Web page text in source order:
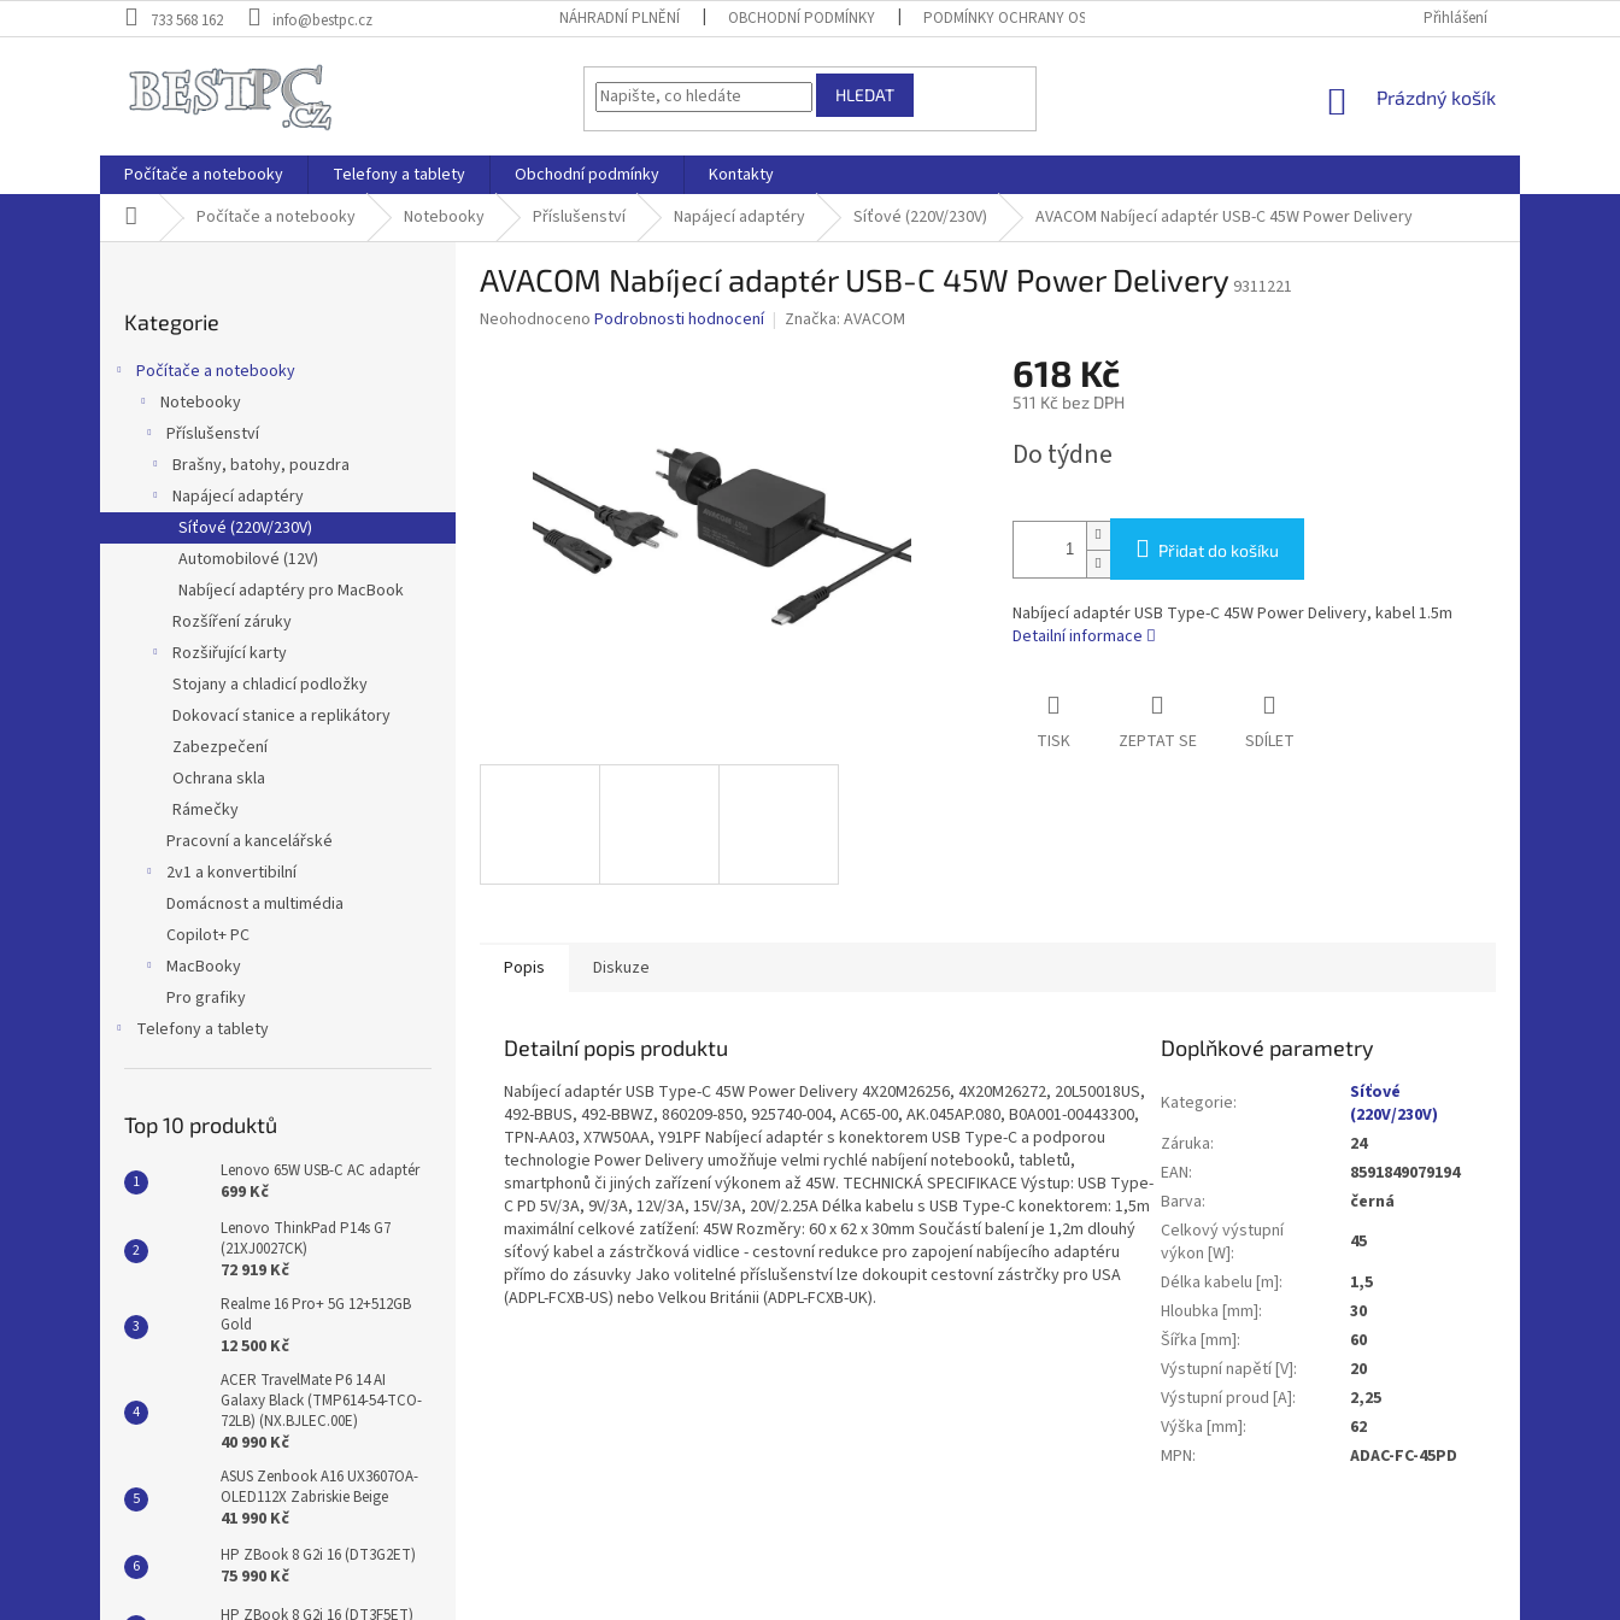
na
733 568 162 info@bestpc.cz NÁHRADNÍ PLNĚNÍ OBCHODNÍ PODMÍNKY PODMÍNKY OCHRANY OSOBNÍCH ÚDAJŮ Přihlášení
HLEDAT
NÁKUPNÍ
Prázdný košík
Počítače a notebooky Telefony a tablety Obchodní podmínky
Kontakty
Domů Počítače a notebooky Notebooky Příslušenství Napájecí adaptéry Síťové (220V/230V) AVACOM Nabíjecí adaptér USB-C 45W Power Delivery
a
n
kategorie
Kategorie
Počítače a notebooky
Notebooky
Příslušenství
Brašny, batohy, pouzdra
Napájecí adaptéry
Síťové (220V/230V)
Automobilové (12V)
Nabíjecí adaptéry pro MacBook
Rozšíření záruky
Rozšiřující karty
Stojany a chladicí podložky
Dokovací stanice a replikátory
Zabezpečení
Ochrana skla
Rámečky
Pracovní a kancelářské
2v1 a konvertibilní
Domácnost a multimédia
Copilot+ PC
MacBooky
Pro grafiky
Telefony a tablety
Top 10 produktů
Lenovo 65W USB-C AC adaptér
699 Kč
Lenovo ThinkPad P14s G7
(21XJ0027CK)
72 919 Kč
Realme 16 Pro+ 5G 12+512GB
Gold
12 500 Kč
ACER TravelMate P6 14 AI
Galaxy Black (TMP614-54-TCO-
72LB) (NX.BJLEC.00E)
40 990 Kč
ASUS Zenbook A16 UX3607OA-
OLED112X Zabriskie Beige
41 990 Kč
HP ZBook 8 G2i 16 (DT3G2ET)
75 990 Kč
HP ZBook 8 G2i 16 (DT3F5ET)
AVACOM Nabíjecí adaptér USB-C 45W Power Delivery 9311221
Průměrné
hvězdiček.
Neohodnoceno Podrobnosti hodnocení Značka: AVACOM
618 Kč
511 Kč bez DPH
cena:
Do týdne
Přidat do košíku
Nabíjecí adaptér USB Type-C 45W Power Delivery, kabel 1.5m
Detailní informace
TISK ZEPTAT SE SDÍLET
Popis Diskuze
Detailní popis produktu
Nabíjecí adaptér USB Type-C 45W Power Delivery 4X20M26256, 4X20M26272, 20L50018US,
492-BBUS, 492-BBWZ, 860209-850, 925740-004, AC65-00, AK.045AP.080, B0A001-00443300,
TPN-AA03, X7W50AA, Y91PF Nabíjecí adaptér s konektorem USB Type-C a podporou
technologie Power Delivery umožňuje velmi rychlé nabíjení notebooků, tabletů,
smartphonů či jiných zařízení výkonem až 45W. TECHNICKÁ SPECIFIKACE Výstup: USB Type-
C PD 5V/3A, 9V/3A, 12V/3A, 15V/3A, 20V/2.25A Délka kabelu s USB Type-C konektorem: 1,5m
maximální celkové zatížení: 45W Rozměry: 60 x 62 x 30mm Součástí balení je 1,2m dlouhý
síťový kabel a zástrčková vidlice - cestovní redukce pro zapojení nabíjecího adaptéru
přímo do zásuvky Jako volitelné příslušenství lze dokoupit cestovní zástrčky pro USA
(ADPL-FCXB-US) nebo Velkou Británii (ADPL-FCXB-UK).
Doplňkové parametry
Kategorie:
Síťové
(220V/230V)
Záruka:
24
EAN:
8591849079194
Barva:
černá
Celkový výstupní
výkon [W]:
45
Délka kabelu [m]:
1,5
Hloubka [mm]:
30
Šířka [mm]:
60
Výstupní napětí [V]:
20
Výstupní proud [A]:
2,25
Výška [mm]:
62
MPN: ADAC-FC-45PD